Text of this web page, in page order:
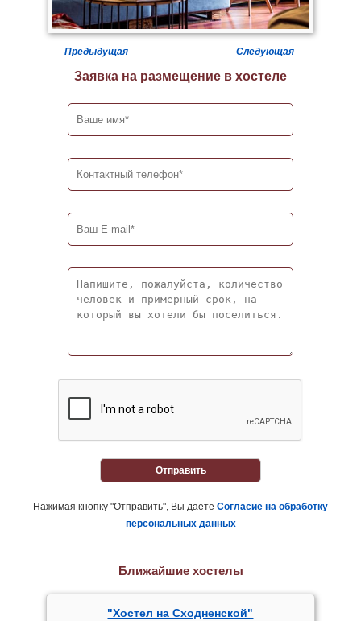
Предыдущая Следующая
Заявка на размещение в хостеле
Отправить
Нажимая кнопку "Отправить", Вы даете Согласие на обработку
персональных данных
Ближайшие хостелы
"Хостел на Сходненской"